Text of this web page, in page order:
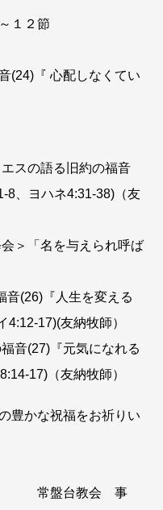
１２節
(24)『 心配しなくてい
スの語る旧約の福音
8、ヨハネ4:31-38)（友
＞「名を与えられ呼ば
音(26)『人生を変える
4:12-17)(友納牧師）
音(27)『元気になれる
17)（友納牧師）
豊かな祝福をお祈りい
会 事